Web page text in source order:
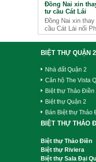
Đồng Nai xin
tư cầu Cát Lái
Đồng Nai xin
cầu Cát Lái nối
BIỆT THỰ QUẬN 2
Nhà đất Quận 2
Căn hộ The Vista
Biệt thự Thảo Điền
Biệt thự Quận 2
Bán Biệt thự Thảo
BIỆT THỰ THẢO
Biệt thự Thảo Điền
Biệt thự Riviera
Biệt thự Sala Đại